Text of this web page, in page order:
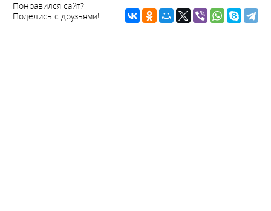
Понравился сайт?
Поделись с друзьями!